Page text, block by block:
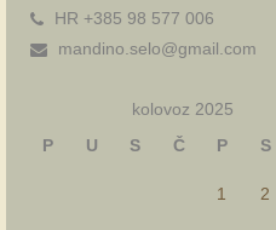
HR +385 98 577 006
mandino.selo@gmail.com
kolovoz 2025
P
U S Č P S
1 2